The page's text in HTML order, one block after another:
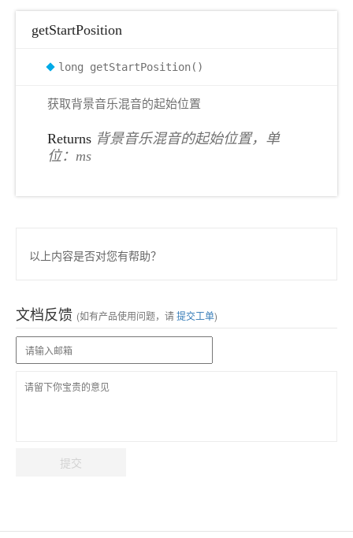
getStartPosition
long getStartPosition()
获取背景音乐混音的起始位置
Returns 背景音乐混音的起始位置，单
位：ms
以上内容是否对您有帮助？
文档反馈 (如有产品使用问题，请提交工单)
提交